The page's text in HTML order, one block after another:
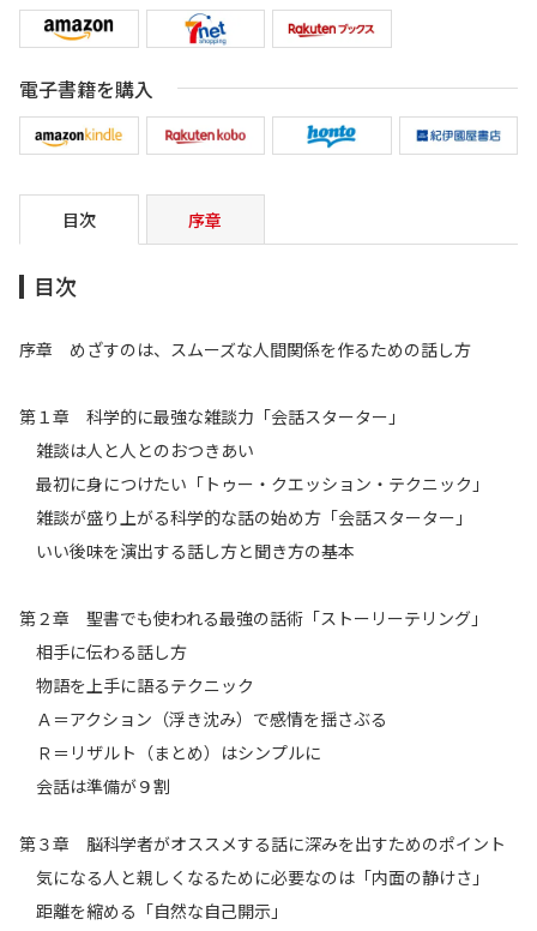
電子書籍を購入
目次 序章
目次
序章 めざすのは、スムーズな人間関係を作るための話し方
第１章 科学的に最強な雑談力「会話スターター」
雑談は人と人とのおつきあい
最初に身につけたい「トゥー・クエッション・テクニック」
雑談が盛り上がる科学的な話の始め方「会話スターター」
いい後味を演出する話し方と聞き方の基本
第２章 聖書でも使われる最強の話術「ストーリーテリング」
相手に伝わる話し方
物語を上手に語るテクニック
Ａ＝アクション（浮き沈み）で感情を揺さぶる
Ｒ＝リザルト（まとめ）はシンプルに
会話は準備が９割
第３章 脳科学者がオススメする話に深みを出すためのポイント
気になる人と親しくなるために必要なのは「内面の静けさ」
距離を縮める「自然な自己開示」